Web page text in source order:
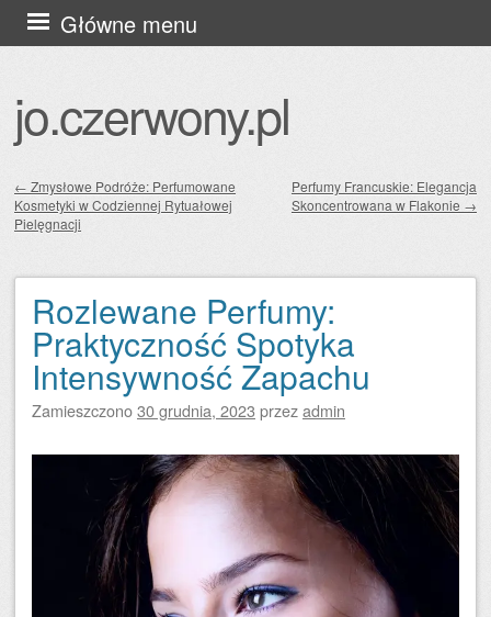
jo.czerwony.pl
Główne menu
Przejdź
do
Zobacz wpisy
← Zmysłowe Podróże: Perfumowane
Kosmetyki w Codziennej Rytuałowej
Pielęgnacji
Perfumy Francuskie: Elegancja
Skoncentrowana w Flakonie →
Rozlewane Perfumy:
Praktyczność Spotyka
Intensywność Zapachu
Zamieszczono30 grudnia, 2023 przezadmin